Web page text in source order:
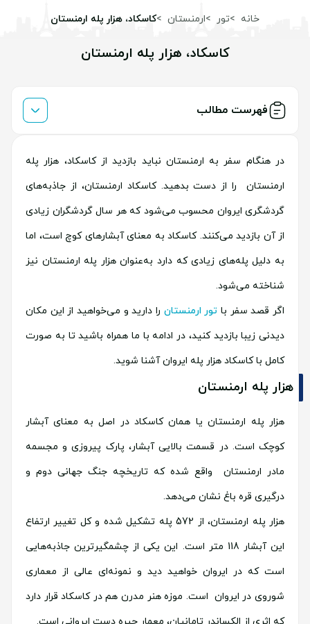
خانه تور ارمنستان کاسکاد، هزار پله ارمنستان
کاسکاد، هزار پله ارمنستان
فهرست مطالب
در هنگام سفر به ارمنستان نباید بازدید از کاسکاد، هزار پله
ارمنستان را از دست بدهید. کاسکاد ارمنستان، از جاذبه‌های
گردشگری ایروان محسوب می‌شود که هر سال گردشگران زیادی
از آن بازدید می‌کنند. کاسکاد به معنای آبشارهای کوچ است، اما
به دلیل پله‌های زیادی که دارد به‌عنوان هزار پله ارمنستان نیز
شناخته می‌شود.
اگر قصد سفر با تور ارمنستان را دارید و می‌خواهید از این مکان
دیدنی زیبا بازدید کنید، در ادامه با ما همراه باشید تا به صورت
کامل با کاسکاد هزار پله ایروان آشنا شوید.
هزار پله ارمنستان
هزار پله ارمنستان یا همان کاسکاد در اصل به معنای آبشار
کوچک است. در قسمت بالایی آبشار، پارک پیروزی و مجسمه
مادر ارمنستان واقع شده که تاریخچه جنگ جهانی دوم و
درگیری قره باغ نشان می‌دهد.
هزار پله ارمنستان، از 572 پله تشکیل شده و کل تغییر ارتفاع
این آبشار 118 متر است. این یکی از چشمگیرترین جاذبه‌هایی
است که در ایروان خواهید دید و نمونه‌ای عالی از معماری
شوروی در ایروان است. موزه هنر مدرن هم در کاسکاد قرار دارد